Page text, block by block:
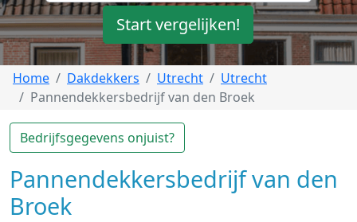
Start vergelijken!
Home Dakdekkers Utrecht
Utrecht
Pannendekkersbedrijf van den Broek
Bedrijfsgegevens onjuist?
Pannendekkersbedrijf van den
Broek